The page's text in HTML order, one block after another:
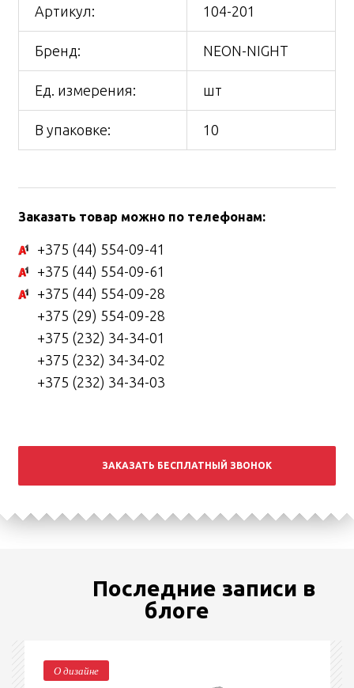
Артикул: 104-201
Бренд: NEON-NIGHT
Ед. измерения: шт
В упаковке: 10
Заказать товар можно по телефонам:
+375 (44) 554-09-41
+375 (44) 554-09-61
+375 (44) 554-09-28
+375 (29) 554-09-28
+375 (232) 34-34-01
+375 (232) 34-34-02
+375 (232) 34-34-03
ЗАКАЗАТЬ БЕСПЛАТНЫЙ ЗВОНОК
Последние записи в
блоге
О дизайне